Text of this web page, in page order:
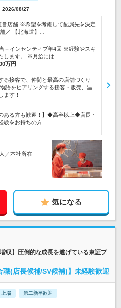
2026/08/27
営店舗 ※希望を考慮して配属先を決定
／ 【北海道】…
＋インセンティブ年4回 ※経験やスキ
します。 ※月給には…
万円
る接客で、仲間と最高の店舗づくり
語をヒアリングする接客・販売、温
ます！
ある方も歓迎！】◆高卒以上◆店長・
験をお持ちの方
／本社所在
気になる
収】圧倒的な成長を遂げている東証プ
職(店長候補/SV候補)】未経験歓迎
上場 第二新卒歓迎